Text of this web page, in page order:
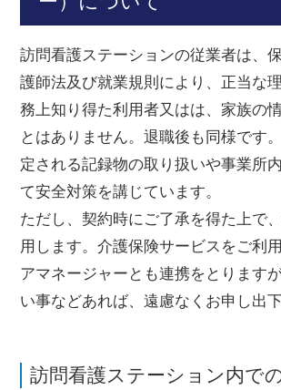
訪問看護ステーションの従業者は、
護師法及び就業規則により、正当な
務上知り得た利用者又はは、家族の
とはありません。退職後も同様です
定される記録物の取り扱いや事業所
て安全対策を講じています。
ただし、契約時にご了承を得た上で
用します。介護保険サービスをご利
アマネージャーとも連携をとります
い事などあれば、遠慮なくお申し出下
訪問看護ステーション内で